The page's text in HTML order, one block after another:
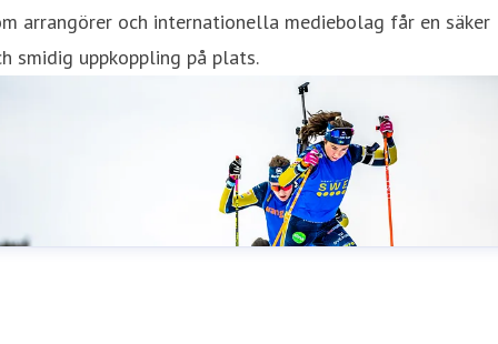
arrangörer och internationella mediebolag får en säker
smidig uppkoppling på plats.